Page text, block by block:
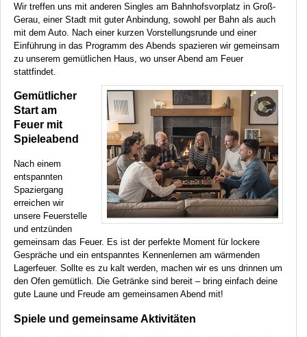
Wir treffen uns mit anderen Singles am Bahnhofsvorplatz in Groß-
Gerau, einer Stadt mit guter Anbindung, sowohl per Bahn als auch
mit dem Auto. Nach einer kurzen Vorstellungsrunde und einer
Einführung in das Programm des Abends spazieren wir gemeinsam
zu unserem gemütlichen Haus, wo unser Abend am Feuer
stattfindet.
Gemütlicher
Start am
Feuer mit
Spieleabend
Nach einem
entspannten
Spaziergang
erreichen wir
unsere Feuerstelle
und entzünden
gemeinsam das Feuer. Es ist der perfekte Moment für lockere
Gespräche und ein entspanntes Kennenlernen am wärmenden
Lagerfeuer. Sollte es zu kalt werden, machen wir es uns drinnen um
den Ofen gemütlich. Die Getränke sind bereit – bring einfach deine
gute Laune und Freude am gemeinsamen Abend mit!
Spiele und gemeinsame Aktivitäten